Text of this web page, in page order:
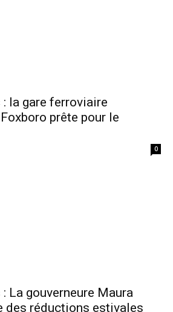
la gare ferroviaire
prête pour le
0
La gouverneure Maura
des réductions estivales